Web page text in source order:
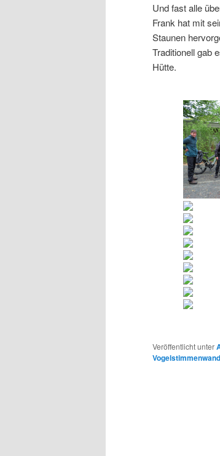
Und fast alle
Frank hat mit
Staunen
Traditionell gab
Hütte.
Veröffentlicht unter